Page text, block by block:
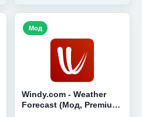
Windy.com - Weather
Forecast (Мод, Premium
Мод